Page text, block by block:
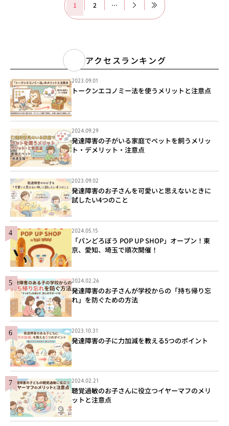
1 2 …
アクセスランキング
2023.09.01
トークンエコノミー法を使うメリットと注意点
2024.09.29
発達障害の子がいる家庭でペットを飼うメリッ
ト・デメリット・注意点
2023.09.02
発達障害のお子さんを可愛いと思えないときに
試したい4つのこと
2024.05.15
「パンどろぼう POP UP SHOP」オープン！東
京、愛知、埼玉で順次開催！
2024.02.26
発達障害のお子さんが学校からの「持ち帰り忘
れ」を防ぐための方法
2023.10.31
発達障害の子に力加減を教える5つのポイント
2024.02.21
聴覚過敏のお子さんに役立つイヤーマフのメリ
ットと注意点